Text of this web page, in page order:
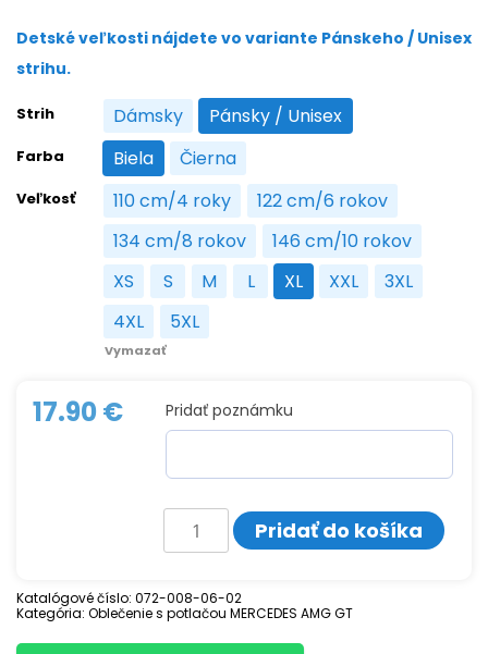
Detské veľkosti nájdete vo variante Pánskeho / Unisex
strihu.
Strih Dámsky
Dámsky Pánsky / Unisex
Pánsky / Unisex
Farba Biela
Biela Čierna
Čierna
Veľkosť 110 cm/4 roky
110 cm/4 roky122 cm/6 rokov
122 cm/6 rokov
134 cm/8 rokov
134 cm/8 rokov146 cm/10 rokov
146 cm/10 rokov
XS
XS S
S M
M LL XL
XL XXL
XXL 3XL
3XL
4XL
4XL 5XL
5XL
Vymazať
17.90€ Pridať poznámku
množstvo
Tričko
s
MERCEDES
AMG
GT
R
Pridať do košíka
Katalógové číslo: 072-008-06-02
Kategória: Oblečenie s potlačou MERCEDES AMG GT